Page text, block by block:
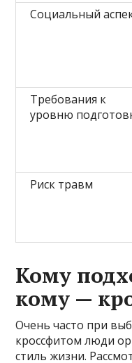
Социальный
Требования к
уровню
Риск травм
Кому
кому —
Очень часто при
кроссфитом люди
стиль жизни.